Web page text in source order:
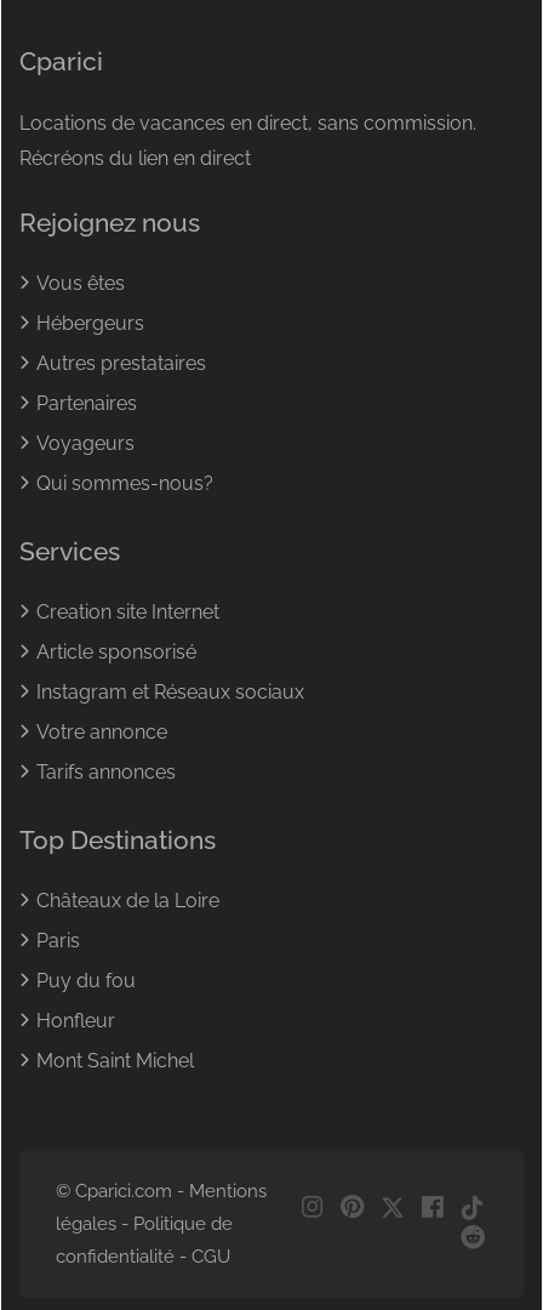
Cparici
Locations de vacances en direct, sans commission.
Récréons du lien en direct
Rejoignez nous
Vous êtes
Hébergeurs
Autres prestataires
Partenaires
Voyageurs
Qui sommes-nous?
Services
Creation site Internet
Article sponsorisé
Instagram et Réseaux sociaux
Votre annonce
Tarifs annonces
Top Destinations
Châteaux de la Loire
Paris
Puy du fou
Honfleur
Mont Saint Michel
© Cparici.com - Mentions
légales - Politique de
confidentialité - CGU